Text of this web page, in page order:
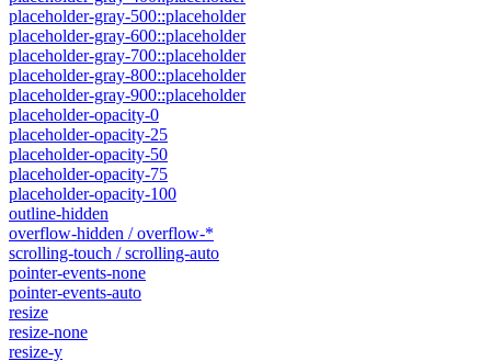
placeholder-gray-500::placeholder
placeholder-gray-600::placeholder
placeholder-gray-700::placeholder
placeholder-gray-800::placeholder
placeholder-gray-900::placeholder
placeholder-opacity-0
placeholder-opacity-25
placeholder-opacity-50
placeholder-opacity-75
placeholder-opacity-100
outline-hidden
overflow-hidden / overflow-*
scrolling-touch / scrolling-auto
pointer-events-none
pointer-events-auto
resize
resize-none
resize-y